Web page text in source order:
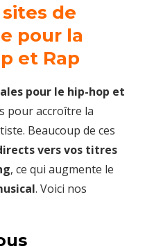
de
pour la
et Rap
pour le hip-hop et
pour accroître la
Beaucoup de ces
vers vos titres
, ce qui augmente le
. Voici nos